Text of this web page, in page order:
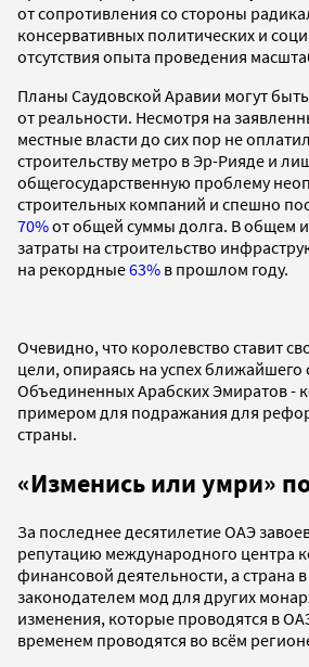
от сопротивления со стороны
консервативных политических и
отсутствия опыта проведения
Планы Саудовской Аравии могут
от реальности. Несмотря на
местные власти до сих пор не
строительству метро в Эр-Рияде и
общегосударственную проблему
строительных компаний и спешно
70%от общей суммы долга. В общем
затраты на строительство
на рекордные63% в прошлом году.
Очевидно, что королевство ставит
цели, опираясь на успех ближайшего
Объединенных Арабских Эмиратов -
примером для подражания для
страны.
«Изменись или умри»
За последнее десятилетие ОАЭ
репутацию международного центра
финансовой деятельности, а страна
законодателем мод для других
изменения, которые проводятся в
временем проводятся во всём